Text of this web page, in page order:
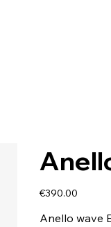
Price
€390.00
Anello wave